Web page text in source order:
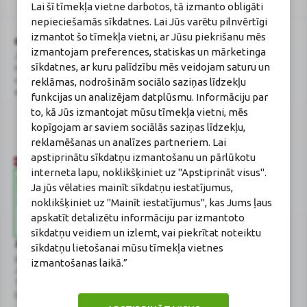
Lai šī tīmekļa vietne darbotos, tā izmanto obligāti
nepieciešamās sīkdatnes. Lai Jūs varētu pilnvērtīgi
izmantot šo tīmekļa vietni, ar Jūsu piekrišanu mēs
izmantojam preferences, statiskas un mārketinga
sīkdatnes, ar kuru palīdzību mēs veidojam saturu un
reklāmas, nodrošinām sociālo saziņas līdzekļu
funkcijas un analizējam datplūsmu. Informāciju par
to, kā Jūs izmantojat mūsu tīmekļa vietni, mēs
kopīgojam ar saviem sociālās saziņas līdzekļu,
reklamēšanas un analīzes partneriem. Lai
apstiprinātu sīkdatņu izmantošanu un pārlūkotu
interneta lapu, noklikšķiniet uz "Apstiprināt visus".
Ja jūs vēlaties mainīt sīkdatņu iestatījumus,
noklikšķiniet uz "Mainīt iestatījumus", kas Jums ļaus
apskatīt detalizētu informāciju par izmantoto
sīkdatņu veidiem un izlemt, vai piekrītat noteiktu
sīkdatņu lietošanai mūsu tīmekļa vietnes
izmantošanas laikā.”
reCAPTCHA
BENU Aptieka Latvija, SIA
Juridiskā adrese / Faktiskā adrese:
Noliktavu iela 5, Dreiliņi, Stopiņu
novads, LV-2130
Reģistrācijas Nr.: 40003252167
Licence
Licences numurs: A00010
E-aptiekas kontakti
Aptiekas vadītāja:
Sertificēta farmaceite: Jeļena
Gončarova
Reģistrācijas Nr.: F-0834
Sertifikāta Nr.: 215.2025
Zāļu valsts aģentūra
www.zva.gov.lv
Jersikas iela 15, Rīga
E-pasts: info@zva.gov.lv
Veselības inspekcija
E-pasts: vi@vi.gov.lv